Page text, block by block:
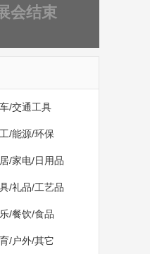
会结束
/交通工具
/能源/环保
/家电/日用品
/礼品/工艺品
/餐饮/食品
/户外/其它